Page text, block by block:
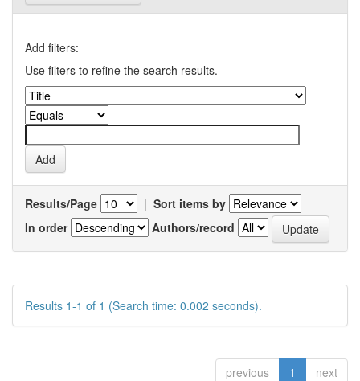
Add filters:
Use filters to refine the search results.
Results/Page | Sort items by
In order
Authors/record
Results 1-1 of 1 (Search time: 0.002 seconds).
previous 1 next